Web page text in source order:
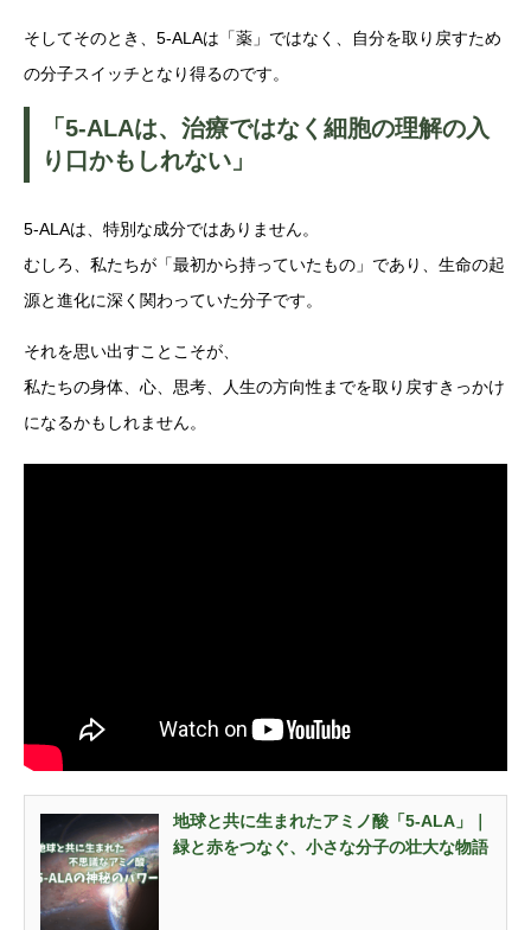
そしてそのとき、5-ALAは「薬」ではなく、自分を取り戻すため
の分子スイッチとなり得るのです。
「5-ALAは、治療ではなく細胞の理解の入
り口かもしれない」
5-ALAは、特別な成分ではありません。
むしろ、私たちが「最初から持っていたもの」であり、生命の起
源と進化に深く関わっていた分子です。
それを思い出すことこそが、
私たちの身体、心、思考、人生の方向性までを取り戻すきっかけ
になるかもしれません。
地球と共に生まれたアミノ酸「5-ALA」｜
緑と赤をつなぐ、小さな分子の壮大な物語